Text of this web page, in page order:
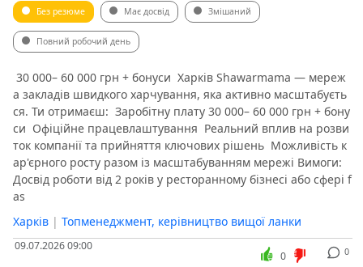
Без резюме Має досвід Змішаний
Повний робочий день
️ 30 000– 60 000 грн + бонуси ️ Харків Shawarmama — мереж
а закладів швидкого харчування, яка активно масштабуєть
ся. Ти отримаєш: ️ Заробітну плату 30 000– 60 000 грн + бону
си ️ Офіційне працевлаштування ️ Реальний вплив на розви
ток компанії та прийняття ключових рішень ️ Можливість к
ар'єрного росту разом із масштабуванням мережі Вимоги: ️
Досвід роботи від 2 років у ресторанному бізнесі або сфері f
as
Харків | Топменеджмент, керівництво вищої ланки
09.07.2026 09:00 0
0